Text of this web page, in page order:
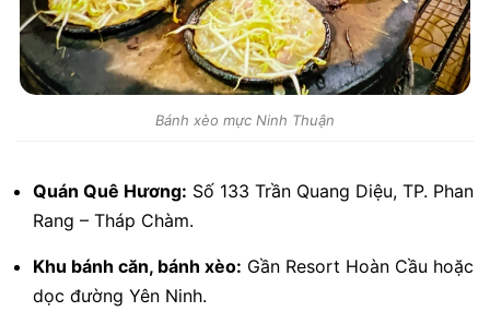
Bánh xèo mực Ninh Thuận
Quán Quê Hương: Số 133 Trần Quang Diệu, TP. Phan
Rang – Tháp Chàm.
Khu bánh căn, bánh xèo: Gần Resort Hoàn Cầu hoặc
dọc đường Yên Ninh.